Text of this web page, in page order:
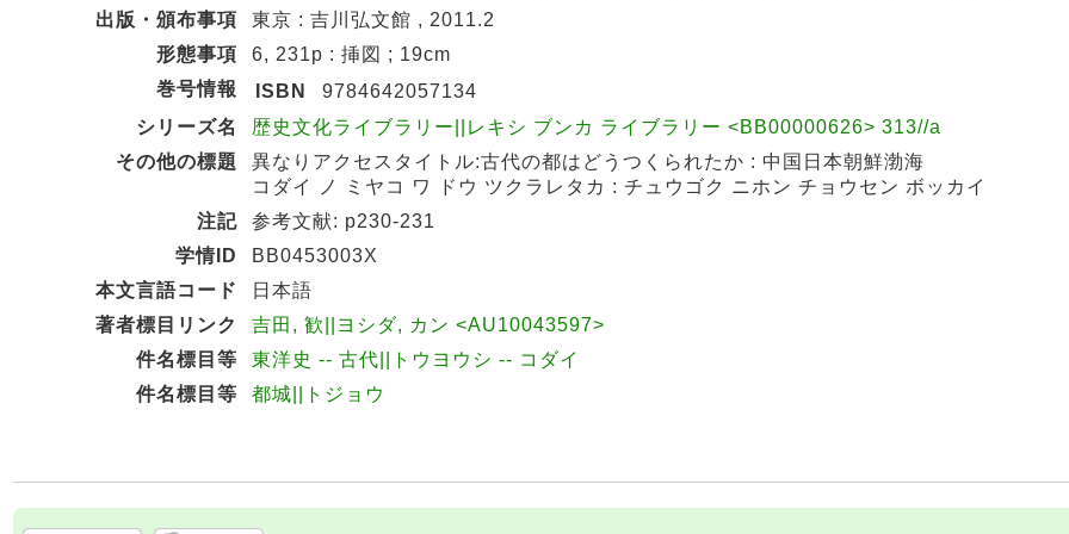
出版・頒布事項
東京 : 吉川弘文館 , 2011.2
形態事項
6, 231p : 挿図 ; 19cm
巻号情報
ISBN
9784642057134
シリーズ名
歴史文化ライブラリー||レキシ ブンカ ライブラリー <BB00000626> 313//a
その他の標題
異なりアクセスタイトル:古代の都はどうつくられたか : 中国日本朝鮮渤海
コダイ ノ ミヤコ ワ ドウ ツクラレタカ : チュウゴク ニホン チョウセン ボッカイ
注記
参考文献: p230-231
学情ID
BB0453003X
本文言語コード
日本語
著者標目リンク
吉田, 歓||ヨシダ, カン <AU10043597>
件名標目等
東洋史 -- 古代||トウヨウシ -- コダイ
件名標目等
都城||トジョウ